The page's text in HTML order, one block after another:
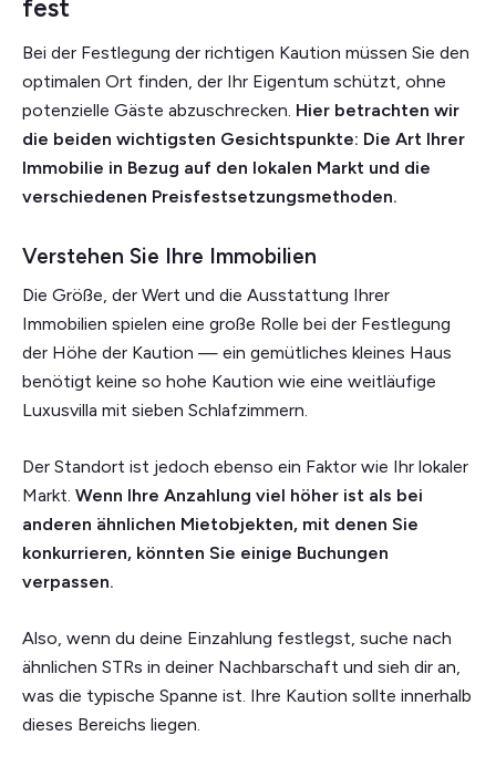
fest
Bei der Festlegung der richtigen Kaution müssen Sie den
optimalen Ort finden, der Ihr Eigentum schützt, ohne
potenzielle Gäste abzuschrecken. Hier betrachten wir
die beiden wichtigsten Gesichtspunkte: Die Art Ihrer
Immobilie in Bezug auf den lokalen Markt und die
verschiedenen Preisfestsetzungsmethoden.
Verstehen Sie Ihre Immobilien
Die Größe, der Wert und die Ausstattung Ihrer
Immobilien spielen eine große Rolle bei der Festlegung
der Höhe der Kaution — ein gemütliches kleines Haus
benötigt keine so hohe Kaution wie eine weitläufige
Luxusvilla mit sieben Schlafzimmern.
Der Standort ist jedoch ebenso ein Faktor wie Ihr lokaler
Markt. Wenn Ihre Anzahlung viel höher ist als bei
anderen ähnlichen Mietobjekten, mit denen Sie
konkurrieren, könnten Sie einige Buchungen
verpassen.
Also, wenn du deine Einzahlung festlegst, suche nach
ähnlichen STRs in deiner Nachbarschaft und sieh dir an,
was die typische Spanne ist. Ihre Kaution sollte innerhalb
dieses Bereichs liegen.